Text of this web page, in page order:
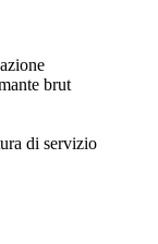
brut
di servizio